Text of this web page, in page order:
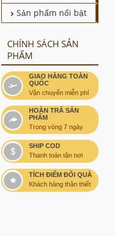
Sản phẩm nổi bật
CHÍNH SÁCH SẢN
PHẨM
GIAO HÀNG TOÀN
QUỐC
Vận chuyển miễn phí
HOÀN TRẢ SẢN
PHẨM
Trong vòng 7 ngày
SHIP COD
Thanh toán tận nơi
TÍCH ĐIỂM ĐỔI QUÀ
Khách hàng thân thiết